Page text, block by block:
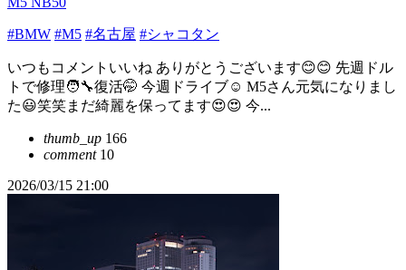
#BMW #M5 #名古屋 #シャコタン
いつもコメントいいね ありがとうございます😊😊 先週ドル
トで修理🧑‍🔧復活🤭 今週ドライブ☺️ M5さん元気になりまし
た😃笑笑まだ綺麗を保ってます😍😍 今...
thumb_up 166
comment10
2026/03/15 21:00